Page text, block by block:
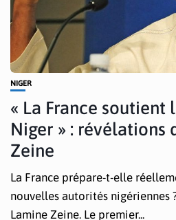
NIGER
« La France soutient
Niger » : révélations
Zeine
La France prépare-t-elle
nouvelles autorités nigériennes
Lamine Zeine. Le premier...